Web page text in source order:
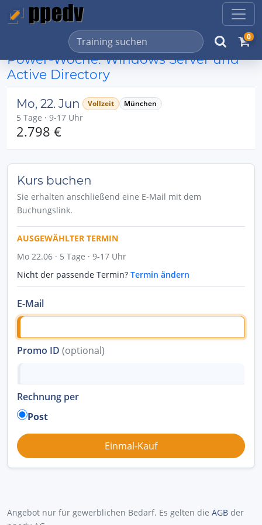
0
Power-Woche: Windows Server und
Active Directory
Mo, 22. Jun Vollzeit München
5 Tage · 9-17 Uhr
2.798 €
Kurs buchen
Sie erhalten anschließend eine E-Mail mit dem
Buchungslink.
AUSGEWÄHLTER TERMIN
Mo 22.06 · 5 Tage · 9-17 Uhr
Nicht der passende Termin? Termin ändern
E-Mail
Promo ID (optional)
Rechnung per
Post
Angebot nur für gewerblichen Bedarf. Es gelten die AGB der